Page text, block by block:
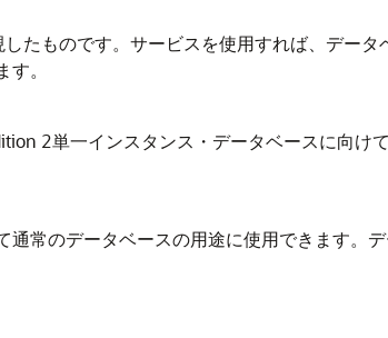
たものです。サービスを使用すれば、データ
。
2単一インスタンス・データベースに向け
常のデータベースの用途に使用できます。